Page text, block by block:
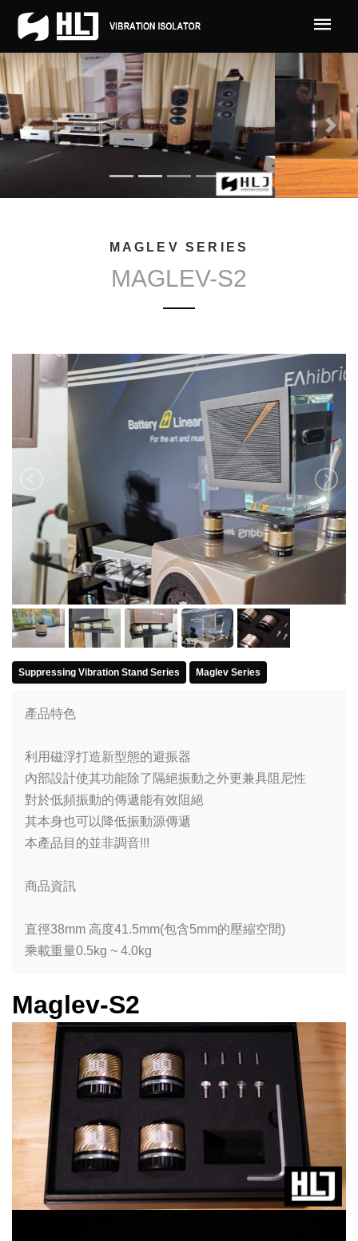
MAGLEV SERIES
MAGLEV-S2
Suppressing Vibration Stand Series Maglev Series
產品特色
利用磁浮打造新型態的避振器
內部設計使其功能除了隔絕振動之外更兼具阻尼性
對於低頻振動的傳遞能有效阻絕
其本身也可以降低振動源傳遞
本產品目的並非調音!!!
商品資訊
直徑38mm 高度41.5mm(包含5mm的壓縮空間)
乘載重量0.5kg ~ 4.0kg
Maglev-S2